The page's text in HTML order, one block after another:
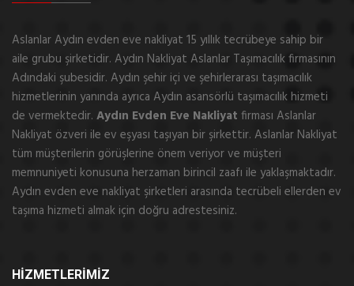
Aslanlar Aydın evden eve nakliyat 15 yıllık tecrübeye sahip bir
aile grubu şirketidir. Aydın Nakliyat Aslanlar Taşımacılık firmasının
Adındaki şubesidir. Aydın şehir içi ve şehirlerarası taşımacılık
hizmetlerinin yanında ayrıca Aydın asansörlü taşımacılık hizmeti
de vermektedir. Aydın Evden Eve Nakliyat firması Aslanlar
Nakliyat özveri ile ev eşyası taşıyan bir şirkettir. Aslanlar Nakliyat
tüm müşterilerin görüşlerine önem veriyor ve müşteri
memnuniyeti konusuna herzaman birincil zaafı ile yaklaşmaktadır.
Aydın evden eve nakliyat şirketleri arasında tecrübeli ellerden ev
taşıma hizmeti almak için doğru adrestesiniz.
HİZMETLERİMİZ